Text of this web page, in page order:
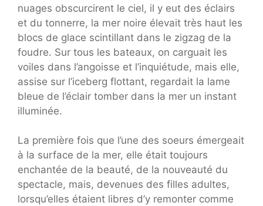
nuages obscurcirent le ciel, il y eut des éclairs
et du tonnerre, la mer noire élevait très haut les
blocs de glace scintillant dans le zigzag de la
foudre. Sur tous les bateaux, on carguait les
voiles dans l’angoisse et l’inquiétude, mais elle,
assise sur l’iceberg flottant, regardait la lame
bleue de l’éclair tomber dans la mer un instant
illuminée.
La première fois que l’une des soeurs émergeait
à la surface de la mer, elle était toujours
enchantée de la beauté, de la nouveauté du
spectacle, mais, devenues des filles adultes,
lorsqu’elles étaient libres d’y remonter comme